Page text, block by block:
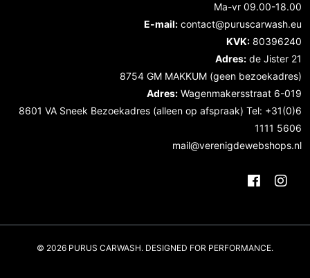
Ma-vr 09.00-18.00
E-mail: contact@puruscarwash.eu
KVK: 80396240
Adres: de Jister 21
8754 GM MAKKUM (geen bezoekadres)
Adres: Wagenmakersstraat 6-019
8601 VA Sneek Bezoekadres (alleen op afspraak) Tel: +31(0)6
1111 5606
mail@verenigdewebshops.nl
© 2026 PURUS CARWASH. DESIGNED FOR PERFORMANCE.